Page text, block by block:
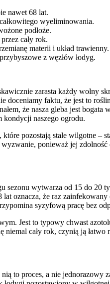
nawet 68 lat.
wyeliminowania.
podłoże.
cały rok.
materii i układ trawienny.
z węzłów łodyg.
zarasta każdy wolny
faktu, że jest to
że nasza gleba jest
kondycji naszego ogrodu.
pozostają stale wilgotne
ponieważ jej
wytwarza od 15 do 20
oznacza, że raz
syzyfową pracę bez
Jest to typowy chwast
cały rok, czynią ją
to proces, a nie jednorazowy